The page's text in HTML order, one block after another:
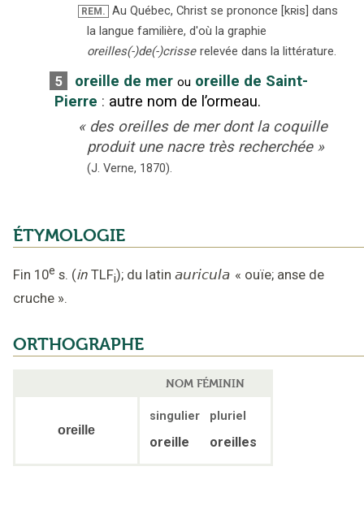
REM.
Au Québec, Christ se prononce [kʀis] dans
la langue familière, d'où la graphie
oreilles(-)de(-)crisse relevée dans la littérature.
5 oreille de mer ou oreille de Saint-
Pierre : autre nom de l’ormeau.
« des oreilles de mer dont la coquille
produit une nacre très recherchée »
(J. Verne, 1870).
ÉTYMOLOGIE
Fin 10e s. (in TLFi); du latin auricula « ouïe; anse de
cruche ».
ORTHOGRAPHE
NOM FÉMININ
oreille
singulier pluriel
oreille oreilles